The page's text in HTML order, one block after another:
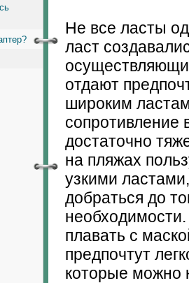
Не все ласты
ласт
отдают
широким
сопротивление
достаточно
на пляжах
узкими
добраться до
плавать с
предпочтут
которые можно